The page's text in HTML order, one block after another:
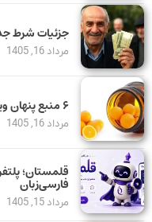
جزئیات شرط
مرداد 16, 1405
۶ منبع پنهان ویتامین C
مرداد 16, 1405
قلمستان؛
فارسی‌زبان
مرداد 15, 1405